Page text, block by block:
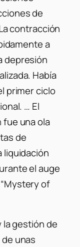
de
contracción
a
depresión
Había
primer ciclo
… El
una ola
de
liquidación
el auge
of
la gestión de
unas